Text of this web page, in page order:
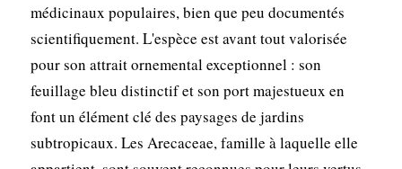
médicinaux populaires, bien que peu documentés
scientifiquement. L'espèce est avant tout valorisée
pour son attrait ornemental exceptionnel : son
feuillage bleu distinctif et son port majestueux en
font un élément clé des paysages de jardins
subtropicaux. Les Arecaceae, famille à laquelle elle